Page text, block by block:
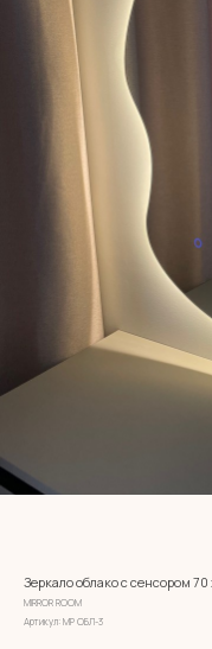
Зеркало облако с сенсором
MIRROR ROOM
Артикул:МР ОБЛ-3